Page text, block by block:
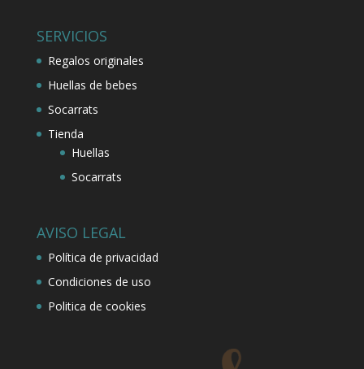
SERVICIOS
Regalos originales
Huellas de bebes
Socarrats
Tienda
Huellas
Socarrats
AVISO LEGAL
Política de privacidad
Condiciones de uso
Politica de cookies